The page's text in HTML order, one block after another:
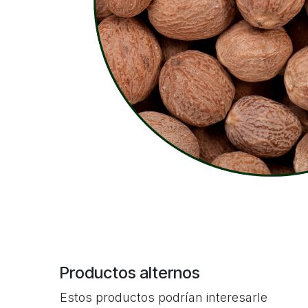
Productos alternos
Estos productos podrían interesarle